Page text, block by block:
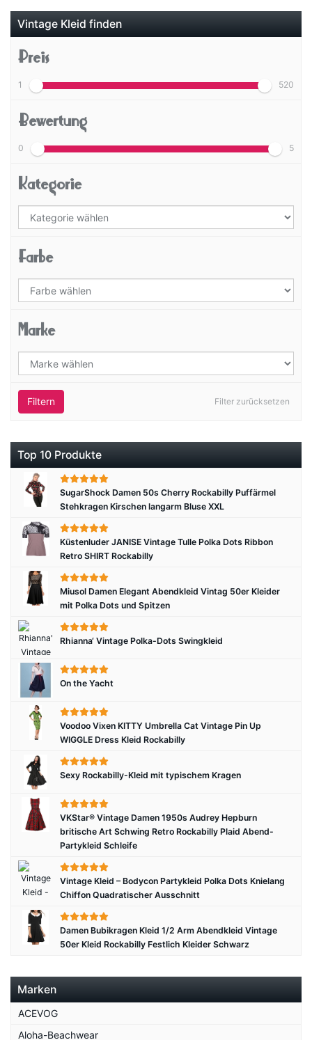
Vintage Kleid finden
Preis
1 520
Bewertung
0 5
Kategorie
Farbe
Marke
Filter zurücksetzen
Filtern
Top 10 Produkte
SugarShock Damen 50s Cherry Rockabilly Puffärmel
Stehkragen Kirschen langarm Bluse XXL
Küstenluder JANISE Vintage Tulle Polka Dots Ribbon
Retro SHIRT Rockabilly
Miusol Damen Elegant Abendkleid Vintag 50er Kleider
mit Polka Dots und Spitzen
Rhianna‘ Vintage Polka-Dots Swingkleid
On the Yacht
Voodoo Vixen KITTY Umbrella Cat Vintage Pin Up
WIGGLE Dress Kleid Rockabilly
Sexy Rockabilly-Kleid mit typischem Kragen
VKStar® Vintage Damen 1950s Audrey Hepburn
britische Art Schwing Retro Rockabilly Plaid Abend-
Partykleid Schleife
Vintage Kleid – Bodycon Partykleid Polka Dots Knielang
Chiffon Quadratischer Ausschnitt
Damen Bubikragen Kleid 1/2 Arm Abendkleid Vintage
50er Kleid Rockabilly Festlich Kleider Schwarz
Marken
ACEVOG
Aloha-Beachwear